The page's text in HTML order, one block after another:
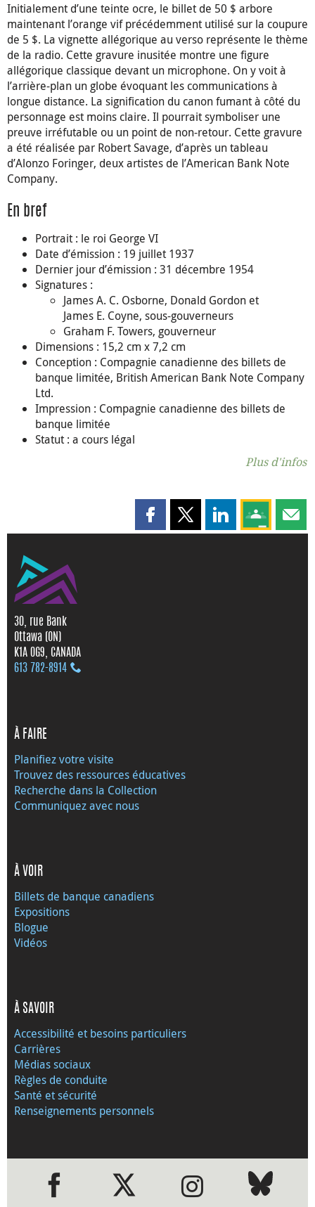
Initialement d’une teinte ocre, le billet de 50 $ arbore
maintenant l’orange vif précédemment utilisé sur la coupure
de 5 $. La vignette allégorique au verso représente le thème
de la radio. Cette gravure inusitée montre une figure
allégorique classique devant un microphone. On y voit à
l’arrière-plan un globe évoquant les communications à
longue distance. La signification du canon fumant à côté du
personnage est moins claire. Il pourrait symboliser une
preuve irréfutable ou un point de non-retour. Cette gravure
a été réalisée par Robert Savage, d’après un tableau
d’Alonzo Foringer, deux artistes de l’American Bank Note
Company.
En bref
Portrait : le roi George VI
Date d’émission : 19 juillet 1937
Dernier jour d’émission : 31 décembre 1954
Signatures :
James A. C. Osborne, Donald Gordon et
James E. Coyne, sous-gouverneurs
Graham F. Towers, gouverneur
Dimensions : 15,2 cm x 7,2 cm
Conception : Compagnie canadienne des billets de
banque limitée, British American Bank Note Company
Ltd.
Impression : Compagnie canadienne des billets de
banque limitée
Statut : a cours légal
Plus d'infos
Partager cette page sur
Partager cette page sur X
Partager cette
Partagez
30, rue Bank
Ottawa (ON)
K1A 0G9, CANADA
613 782‑8914
À FAIRE
Planifiez votre visite
Trouvez des ressources éducatives
Recherche dans la Collection
Communiquez avec nous
À VOIR
Billets de banque canadiens
Expositions
Blogue
Vidéos
À SAVOIR
Accessibilité et besoins particuliers
Carrières
Médias sociaux
Règles de conduite
Santé et sécurité
Renseignements personnels